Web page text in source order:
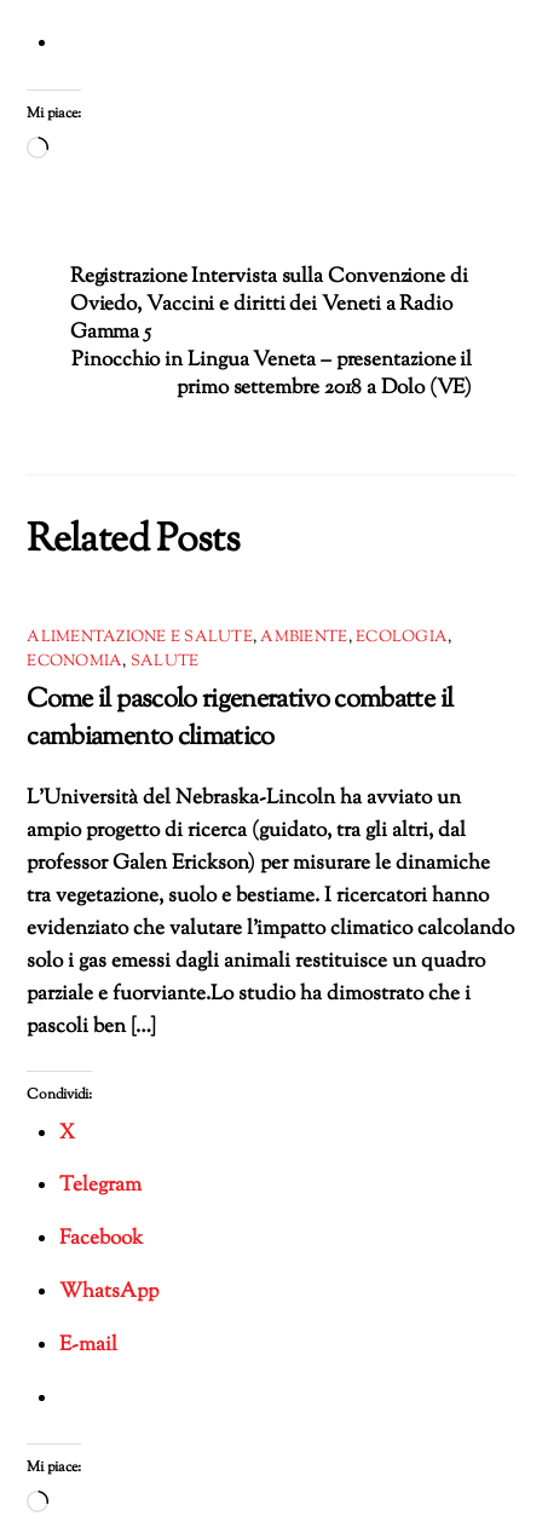
Mi piace:
Caricamento
Registrazione Intervista sulla Convenzione di
Oviedo, Vaccini e diritti dei Veneti a Radio
Gamma 5
Pinocchio in Lingua Veneta – presentazione il
primo settembre 2018 a Dolo (VE)
Related Posts
ALIMENTAZIONE E SALUTE,AMBIENTE,ECOLOGIA,
ECONOMIA, SALUTE
Come il pascolo rigenerativo combatte il
cambiamento climatico
L’Università del Nebraska-Lincoln ha avviato un
ampio progetto di ricerca (guidato, tra gli altri, dal
professor Galen Erickson) per misurare le dinamiche
tra vegetazione, suolo e bestiame. I ricercatori hanno
evidenziato che valutare l’impatto climatico calcolando
solo i gas emessi dagli animali restituisce un quadro
parziale e fuorviante.Lo studio ha dimostrato che i
pascoli ben […]
Condividi:
X
Telegram
Facebook
WhatsApp
E-mail
Mi piace:
Caricamento